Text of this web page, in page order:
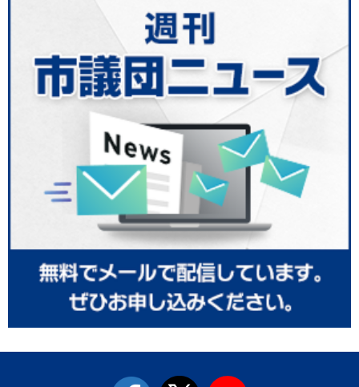
facebook twitter